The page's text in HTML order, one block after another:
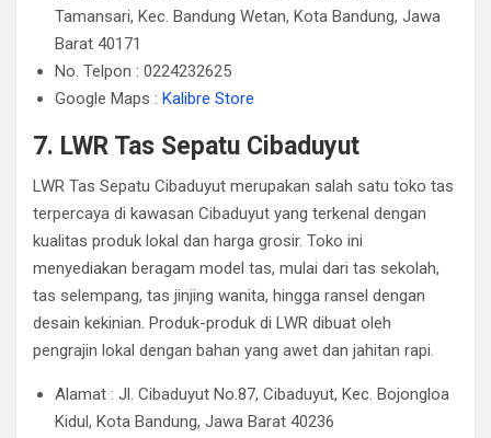
Tamansari, Kec. Bandung Wetan, Kota Bandung, Jawa
Barat 40171
No. Telpon : 0224232625
Google Maps : Kalibre Store
7. LWR Tas Sepatu Cibaduyut
LWR Tas Sepatu Cibaduyut merupakan salah satu toko tas
terpercaya di kawasan Cibaduyut yang terkenal dengan
kualitas produk lokal dan harga grosir. Toko ini
menyediakan beragam model tas, mulai dari tas sekolah,
tas selempang, tas jinjing wanita, hingga ransel dengan
desain kekinian. Produk-produk di LWR dibuat oleh
pengrajin lokal dengan bahan yang awet dan jahitan rapi.
Alamat : Jl. Cibaduyut No.87, Cibaduyut, Kec. Bojongloa
Kidul, Kota Bandung, Jawa Barat 40236